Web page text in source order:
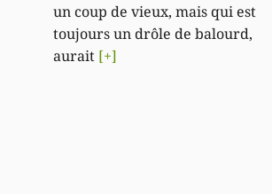
un coup de vieux, mais qui est
toujours un drôle de balourd,
aurait [+]